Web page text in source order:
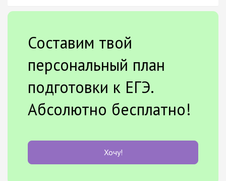
Составим твой
персональный план
подготовки к ЕГЭ.
Абсолютно бесплатно!
Хочу!